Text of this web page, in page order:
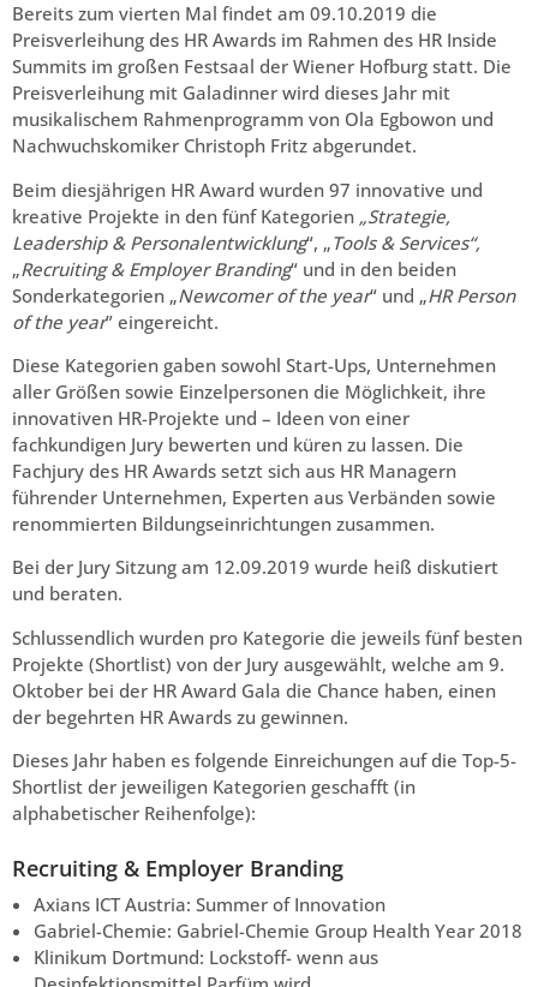
Bereits zum vierten Mal findet am 09.10.2019 die
Preisverleihung des HR Awards im Rahmen des HR Inside
Summits im großen Festsaal der Wiener Hofburg statt. Die
Preisverleihung mit Galadinner wird dieses Jahr mit
musikalischem Rahmenprogramm von Ola Egbowon und
Nachwuchskomiker Christoph Fritz abgerundet.
Beim diesjährigen HR Award wurden 97 innovative und
kreative Projekte in den fünf Kategorien „Strategie,
Leadership & Personalentwicklung“, „Tools & Services“,
„Recruiting & Employer Branding“ und in den beiden
Sonderkategorien „Newcomer of the year“ und „HR Person
of the year” eingereicht.
Diese Kategorien gaben sowohl Start-Ups, Unternehmen
aller Größen sowie Einzelpersonen die Möglichkeit, ihre
innovativen HR-Projekte und – Ideen von einer
fachkundigen Jury bewerten und küren zu lassen. Die
Fachjury des HR Awards setzt sich aus HR Managern
führender Unternehmen, Experten aus Verbänden sowie
renommierten Bildungseinrichtungen zusammen.
Bei der Jury Sitzung am 12.09.2019 wurde heiß diskutiert
und beraten.
Schlussendlich wurden pro Kategorie die jeweils fünf besten
Projekte (Shortlist) von der Jury ausgewählt, welche am 9.
Oktober bei der HR Award Gala die Chance haben, einen
der begehrten HR Awards zu gewinnen.
Dieses Jahr haben es folgende Einreichungen auf die Top-5-
Shortlist der jeweiligen Kategorien geschafft (in
alphabetischer Reihenfolge):
Recruiting & Employer Branding
Axians ICT Austria: Summer of Innovation
Gabriel-Chemie: Gabriel-Chemie Group Health Year 2018
Klinikum Dortmund: Lockstoff- wenn aus